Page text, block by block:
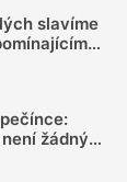
slavíme
žádným